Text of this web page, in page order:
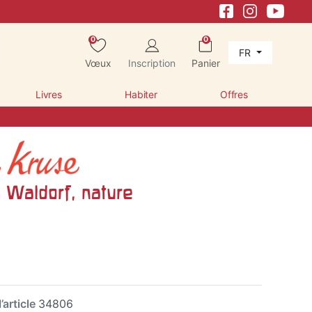
0
Vœux Inscription
0
Panier
FR
Livres Habiter Offres
Waldorf, nature
34806